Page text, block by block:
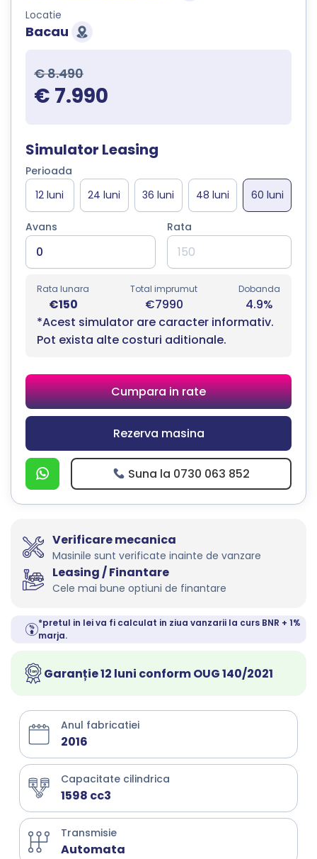
Locatie
Bacau
€ 8.490
€ 7.990
Simulator Leasing
Perioada
Avans Rata
Rata lunara
€150
Total imprumut
€7990
Dobanda
4.9%
*Acest simulator are caracter informativ.
Pot exista alte costuri aditionale.
Cumpara in rate
Rezerva masina
Suna la 0730 063 852
Verificare mecanica
Masinile sunt verificate inainte de vanzare
Leasing / Finantare
Cele mai bune optiuni de finantare
*pretul in lei va fi calculat in ziua vanzarii la curs BNR + 1%
marja.
Garanție 12 luni conform OUG 140/2021
Anul fabricatiei
2016
Capacitate cilindrica
1598 cc3
Transmisie
Automata